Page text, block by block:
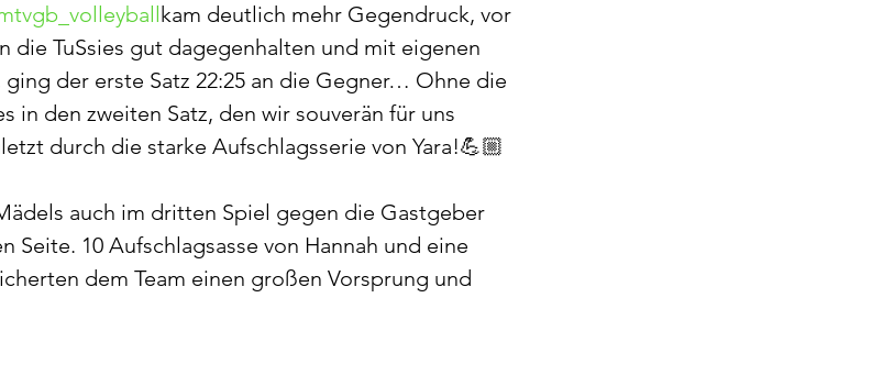
kam deutlich mehr Gegendruck, vor
die TuSsies gut dagegenhalten und mit eigenen
der erste Satz 22:25 an die Gegner… Ohne die
in den zweiten Satz, den wir souverän für uns
durch die starke Aufschlagsserie von Yara!💪🏼
auch im dritten Spiel gegen die Gastgeber
Seite. 10 Aufschlagsasse von Hannah und eine
dem Team einen großen Vorsprung und